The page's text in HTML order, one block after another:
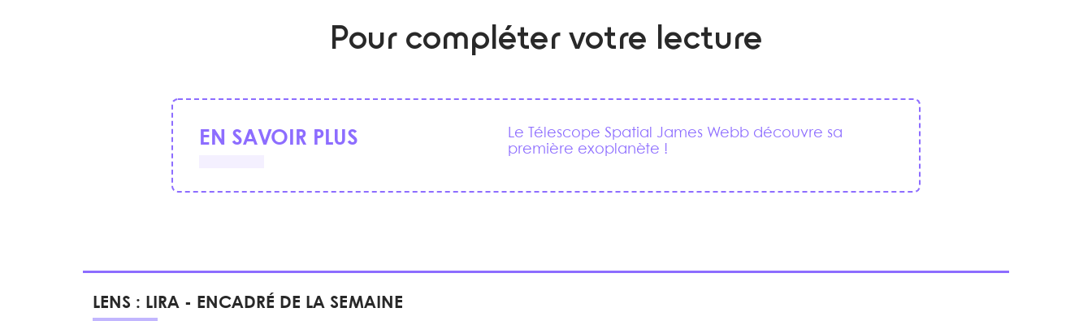
Pour compléter votre lecture
EN SAVOIR PLUS
Le Télescope Spatial James Webb découvre sa
première exoplanète !
LENS : LIRA - ENCADRÉ DE LA SEMAINE